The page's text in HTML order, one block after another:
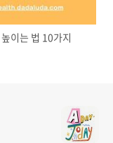
이는 법 10가지